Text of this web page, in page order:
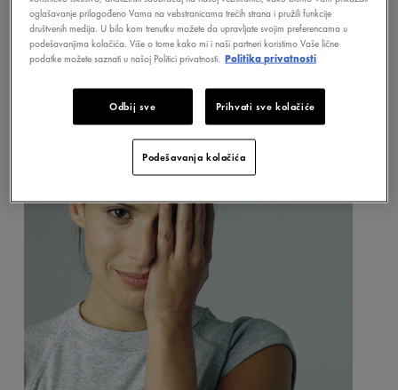
dobrobiti zdravog sna.
oglašavanje prilagođeno Vama na vebstranicama trećih strana i pružili funkcije
društvenih medija. U bilo kom trenutku možete da upravljate svojim preferencama u
podešavanjima kolačića. Više o tome kako mi i naši partneri koristimo Vaše lične
podatke možete saznati u našoj Politici privatnosti. Politika privatnosti
Odbij sve Prihvati sve kolačiće
Podešavanja kolačića